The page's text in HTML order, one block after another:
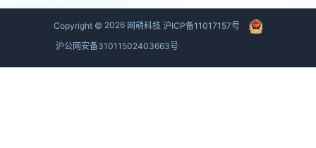
Copyright © 2026 网萌科技 沪ICP备11017157号
沪公网安备31011502403663号